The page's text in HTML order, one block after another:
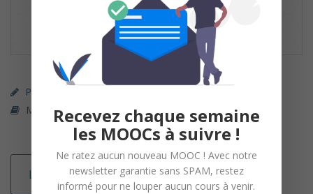
Parcours Premium (payant)
Management / RH
Lire la suite
Recevez chaque semaine
les MOOCs à suivre !
Ne ratez aucun nouveau MOOC ! Avec notre
newsletter garantie sans SPAM, restez
informé pour ne louper aucun cours à venir.